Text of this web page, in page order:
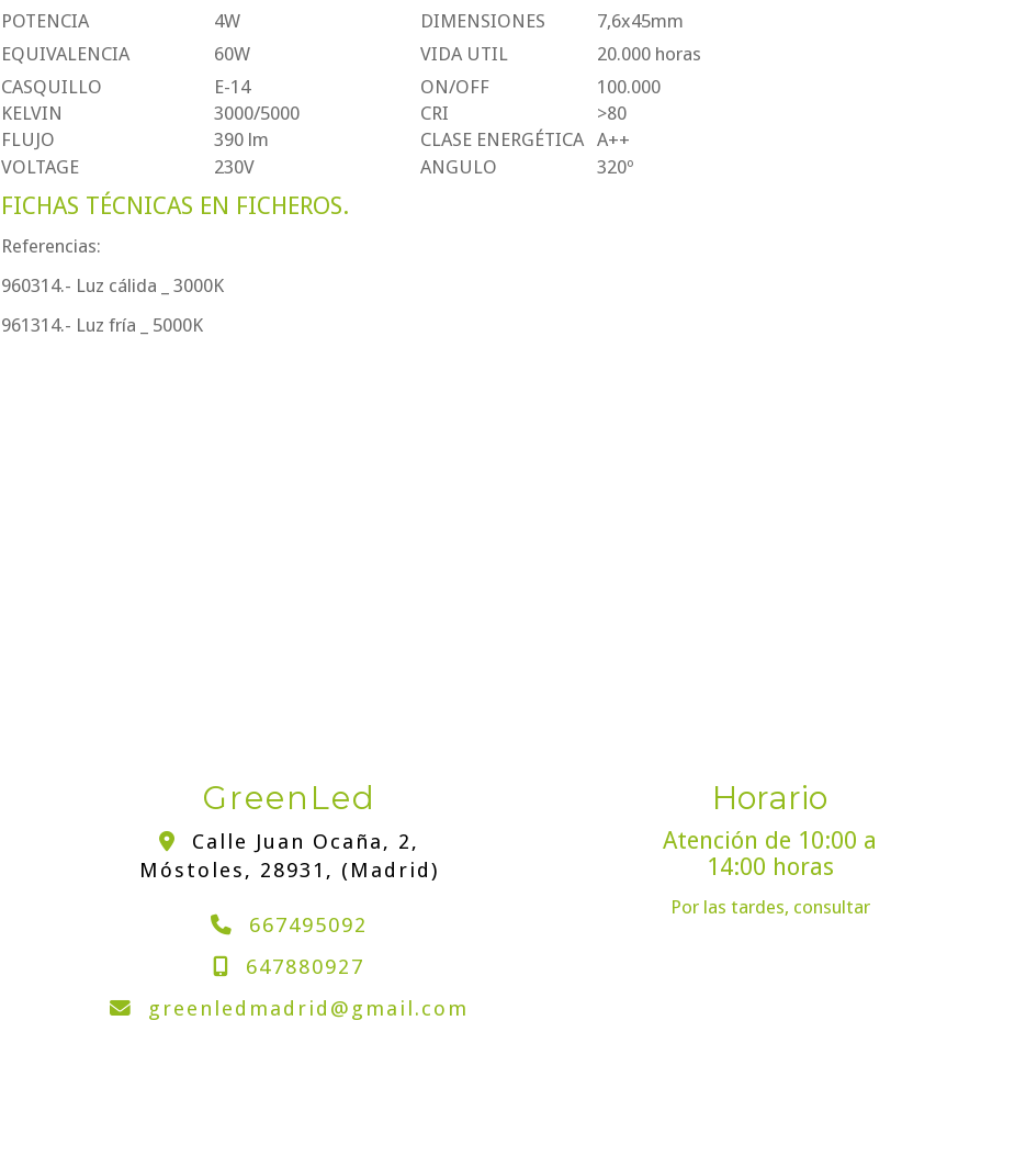
POTENCIA 4W DIMENSIONES
7,6x45mm
EQUIVALENCIA
60W VIDA UTIL
20.000 horas
CASQUILLO
E-14 ON/OFF
100.000
KELVIN
3000/5000 CRI
>80
FLUJO
390 lm CLASE ENERGÉTICA
A++
VOLTAGE
230V ANGULO 320º
FICHAS TÉCNICAS EN FICHEROS.
Referencias:
960314.- Luz cálida _ 3000K
961314.- Luz fría _ 5000K
GreenLed
Calle Juan Ocaña, 2,
Móstoles, 28931 , (Madrid)
667495092
647880927
greenledmadrid
gmail.com
Horario
Atención de 10:00 a
14:00 horas
Por las tardes, consultar